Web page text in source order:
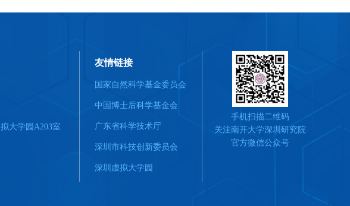
大学园A203室
友情链接
国家自然科学基金委员会
中国博士后科学基金会
广东省科学技术厅
深圳市科技创新委员会
深圳虚拟大学园
手机扫描二维码
关注南开大学深圳研究院
官方微信公众号